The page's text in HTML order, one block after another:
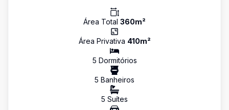
Área Total 360m²
Área Privativa 410m²
5 Dormitórios
5 Banheiros
5 Suítes